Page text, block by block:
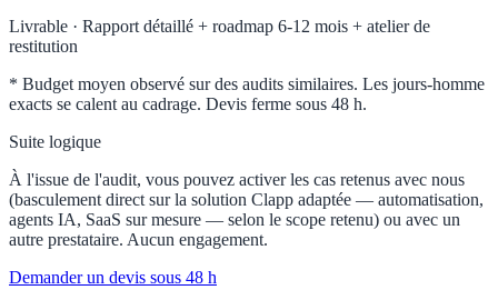
Livrable · Rapport détaillé + roadmap 6-12 mois + atelier de
restitution
* Budget moyen observé sur des audits similaires. Les jours-homme
exacts se calent au cadrage. Devis ferme sous 48 h.
Suite logique
À l'issue de l'audit, vous pouvez activer les cas retenus avec nous
(basculement direct sur la solution Clapp adaptée — automatisation,
agents IA, SaaS sur mesure — selon le scope retenu) ou avec un
autre prestataire. Aucun engagement.
Demander un devis sous 48 h